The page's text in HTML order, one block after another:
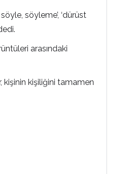
söyleme’, ‘dürüst
arasındaki
kişinin kişiliğini tamamen